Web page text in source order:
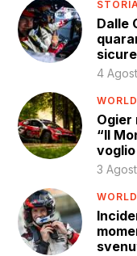
Dalle
4
Ogier
“Il
3